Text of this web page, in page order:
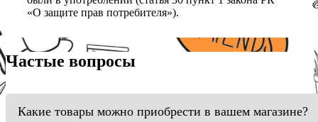
«О защите прав потребителя»).
Частые вопросы
Какие товары можно приобрести в вашем магазине?